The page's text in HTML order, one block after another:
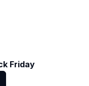
Friday